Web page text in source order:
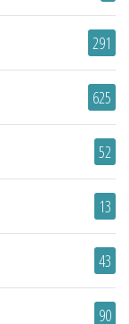
291
625
52
13
43
90